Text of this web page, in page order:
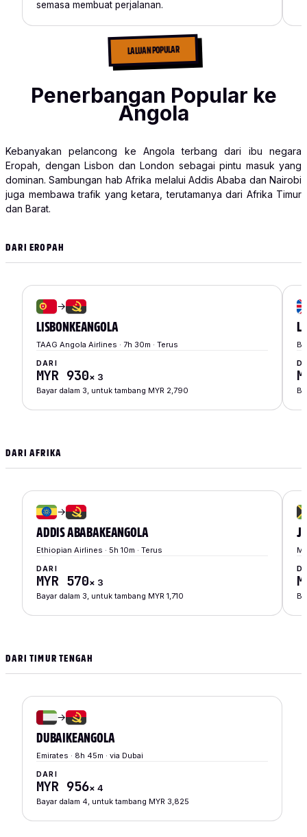
semasa membuat perjalanan.
LALUAN POPULAR
Penerbangan Popular ke
Angola
Kebanyakan pelancong ke Angola terbang dari ibu negara
Eropah, dengan Lisbon dan London sebagai pintu masuk yang
dominan. Sambungan hab Afrika melalui Addis Ababa dan Nairobi
juga membawa trafik yang ketara, terutamanya dari Afrika Timur
dan Barat.
DARI EROPAH
→
LISBON KEANGOLA
TAAG Angola Airlines · 7h 30m · Terus
DARI
MYR 930× 3
Bayar dalam 3, untuk tambang MYR 2,790
DARI AFRIKA
→
ADDIS ABABA KEANGOLA
Ethiopian Airlines · 5h 10m · Terus
DARI
MYR 570× 3
Bayar dalam 3, untuk tambang MYR 1,710
DARI TIMUR TENGAH
→
DUBAI KEANGOLA
Emirates · 8h 45m · via Dubai
DARI
MYR 956× 4
Bayar dalam 4, untuk tambang MYR 3,825